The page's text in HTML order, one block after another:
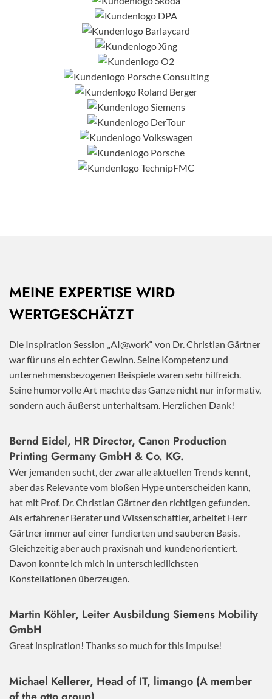
MEINE EXPERTISE WIRD
WERTGESCHÄTZT
Die Inspiration Session „AI@work“ von Dr. Christian Gärtner
war für uns ein echter Gewinn. Seine Kompetenz und
unternehmensbezogenen Beispiele waren sehr hilfreich.
Seine humorvolle Art machte das Ganze nicht nur informativ,
sondern auch äußerst unterhaltsam. Herzlichen Dank!
Bernd Eidel, HR Director, Canon Production
Printing Germany GmbH & Co. KG.
Wer jemanden sucht, der zwar alle aktuellen Trends kennt,
aber das Relevante vom bloßen Hype unterscheiden kann,
hat mit Prof. Dr. Christian Gärtner den richtigen gefunden.
Als erfahrener Berater und Wissenschaftler, arbeitet Herr
Gärtner immer auf einer fundierten und sauberen Basis.
Gleichzeitig aber auch praxisnah und kundenorientiert.
Davon konnte ich mich in unterschiedlichsten
Konstellationen überzeugen.
Martin Köhler, Leiter Ausbildung Siemens Mobility
GmbH
Great inspiration! Thanks so much for this impulse!
Michael Kellerer, Head of IT, limango (A member